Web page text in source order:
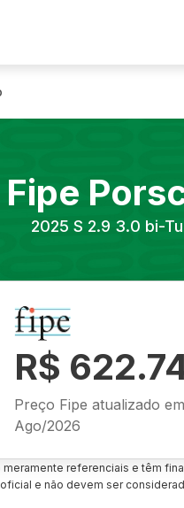
2025 S 2.9 3.0 bi-
R$
Preço Fipe atualizado em
Ago/2026
referenciais e têm
e não devem ser